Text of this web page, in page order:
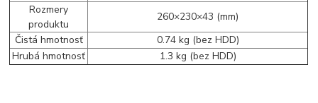
Rozmery
produktu
260×230×43 (mm)
Čistá hmotnosť
0.74 kg (bez HDD)
Hrubá hmotnosť
1.3 kg (bez HDD)